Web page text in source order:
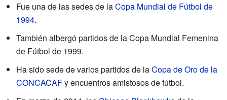
Fue una de las sedes de laCopa Mundial de Fútbol de
1994.
También albergó partidos de la Copa Mundial Femenina
de Fútbol de 1999.
Ha sido sede de varios partidos de laCopa de Oro de la
CONCACAFy encuentros amistosos de fútbol.